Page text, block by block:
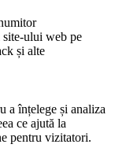
ului web pe
și alte
a înțelege și analiza
ce ajută la
pentru vizitatori.